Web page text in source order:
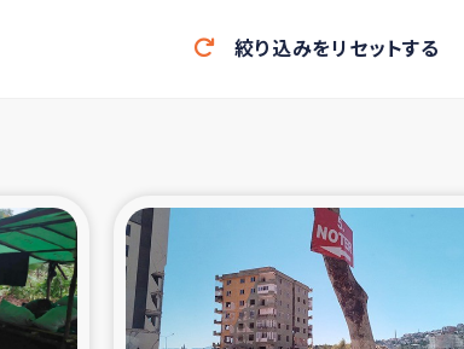
シリア国内避難民・帰還民の生活再建支援
スリランカ南部洪水被災者支援
復興支援事業
絞り込みをリセットする